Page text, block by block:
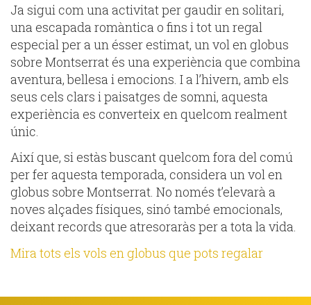
Ja sigui com una activitat per gaudir en solitari,
una escapada romàntica o fins i tot un regal
especial per a un ésser estimat, un vol en globus
sobre Montserrat és una experiència que combina
aventura, bellesa i emocions. I a l’hivern, amb els
seus cels clars i paisatges de somni, aquesta
experiència es converteix en quelcom realment
únic.
Així que, si estàs buscant quelcom fora del comú
per fer aquesta temporada, considera un vol en
globus sobre Montserrat. No només t’elevarà a
noves alçades físiques, sinó també emocionals,
deixant records que atresoraràs per a tota la vida.
Mira tots els vols en globus que pots regalar